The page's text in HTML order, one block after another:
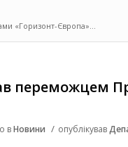
«Горизонт-Європа»...
переможцем
вНовини / опублікував